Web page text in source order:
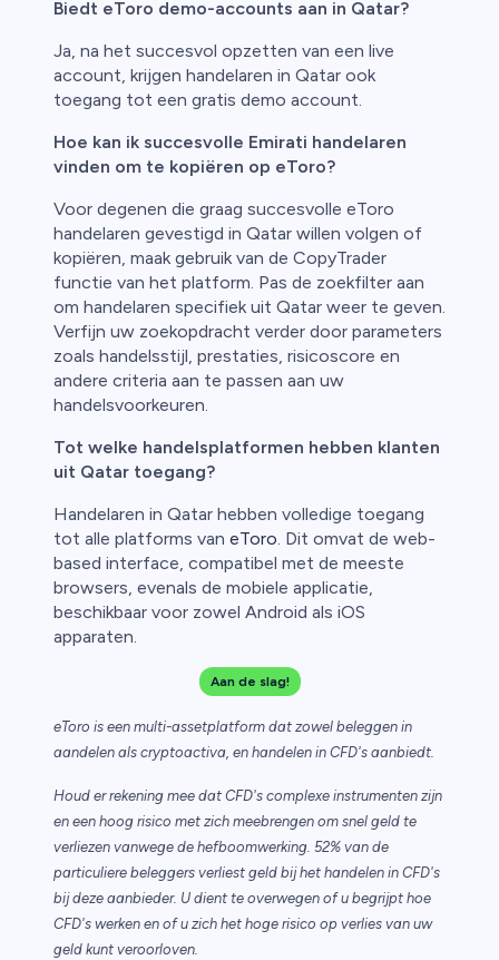
Biedt eToro demo-accounts aan in Qatar?
Ja, na het succesvol opzetten van een live
account, krijgen handelaren in Qatar ook
toegang tot een gratis demo account.
Hoe kan ik succesvolle Emirati handelaren
vinden om te kopiëren op eToro?
Voor degenen die graag succesvolle eToro
handelaren gevestigd in Qatar willen volgen of
kopiëren, maak gebruik van de CopyTrader
functie van het platform. Pas de zoekfilter aan
om handelaren specifiek uit Qatar weer te geven.
Verfijn uw zoekopdracht verder door parameters
zoals handelsstijl, prestaties, risicoscore en
andere criteria aan te passen aan uw
handelsvoorkeuren.
Tot welke handelsplatformen hebben klanten
uit Qatar toegang?
Handelaren in Qatar hebben volledige toegang
tot alle platforms van eToro. Dit omvat de web-
based interface, compatibel met de meeste
browsers, evenals de mobiele applicatie,
beschikbaar voor zowel Android als iOS
apparaten.
Aan de slag!
eToro is een multi-assetplatform dat zowel beleggen in
aandelen als cryptoactiva, en handelen in CFD's aanbiedt.
Houd er rekening mee dat CFD's complexe instrumenten zijn
en een hoog risico met zich meebrengen om snel geld te
verliezen vanwege de hefboomwerking. 52% van de
particuliere beleggers verliest geld bij het handelen in CFD's
bij deze aanbieder. U dient te overwegen of u begrijpt hoe
CFD's werken en of u zich het hoge risico op verlies van uw
geld kunt veroorloven.